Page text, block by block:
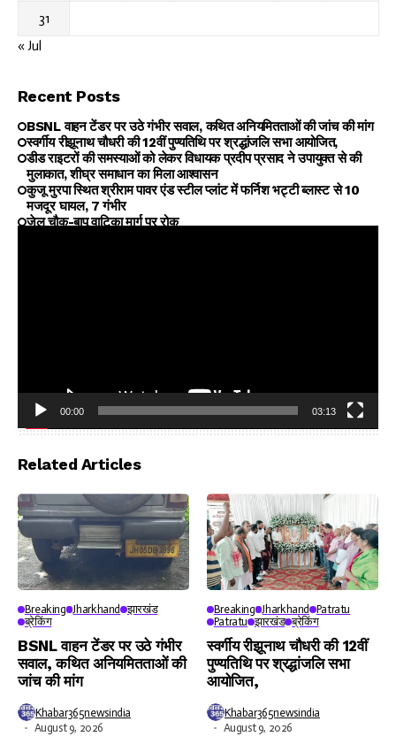
31
« Jul
Recent Posts
BSNL वाहन टेंडर पर उठे गंभीर सवाल, कथित अनियमितताओं की जांच की मांग
स्वर्गीय रीझूनाथ चौधरी की 12वीं पुण्यतिथि पर श्रद्धांजलि सभा आयोजित,
डीड राइटरों की समस्याओं को लेकर विधायक प्रदीप प्रसाद ने उपायुक्त से की
मुलाकात, शीघ्र समाधान का मिला आश्वासन
कुजू मुरपा स्थित श्रीराम पावर एंड स्टील प्लांट में फर्निश भट्टी ब्लास्ट से 10
मजदूर घायल, 7 गंभीर
जेल चौक-बापू वाटिका मार्ग पर रोक
Player
00:00 03:13
Related Articles
Breaking Jharkhand
झारखंड
ब्रेकिंग
BSNL वाहन टेंडर पर उठे गंभीर
सवाल, कथित अनियमितताओं की
जांच की मांग
Khabar365newsindia
August 9, 2026
Breaking Jharkhand
Patratu
Patratu झारखंड ब्रेकिंग
स्वर्गीय रीझूनाथ चौधरी की 12वीं
पुण्यतिथि पर श्रद्धांजलि सभा
आयोजित,
Khabar365newsindia
August 9, 2026